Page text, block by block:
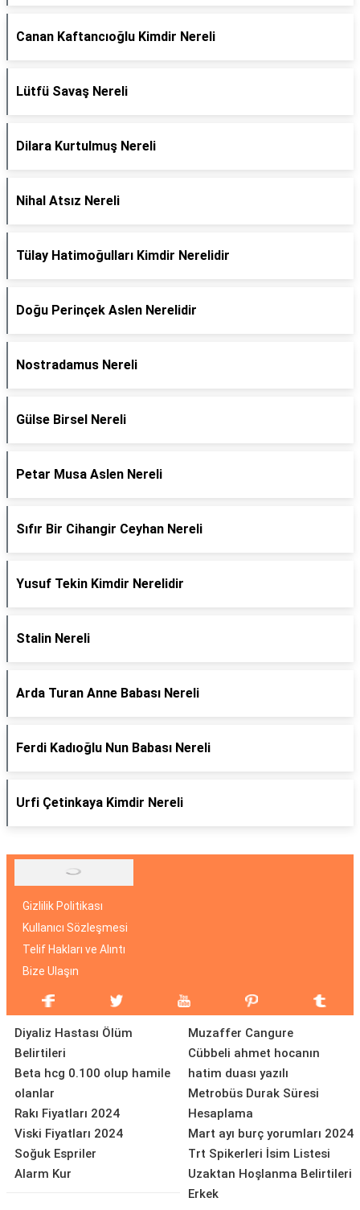
Canan Kaftancıoğlu Kimdir Nereli
Lütfü Savaş Nereli
Dilara Kurtulmuş Nereli
Nihal Atsız Nereli
Tülay Hatimoğulları Kimdir Nerelidir
Doğu Perinçek Aslen Nerelidir
Nostradamus Nereli
Gülse Birsel Nereli
Petar Musa Aslen Nereli
Sıfır Bir Cihangir Ceyhan Nereli
Yusuf Tekin Kimdir Nerelidir
Stalin Nereli
Arda Turan Anne Babası Nereli
Ferdi Kadıoğlu Nun Babası Nereli
Urfi Çetinkaya Kimdir Nereli
Gizlilik Politikası
Kullanıcı Sözleşmesi
Telif Hakları ve Alıntı
Bize Ulaşın
Diyaliz Hastası Ölüm
Belirtileri
Beta hcg 0.100 olup hamile
olanlar
Rakı Fiyatları 2024
Viski Fiyatları 2024
Soğuk Espriler
Alarm Kur
Muzaffer Cangure
Cübbeli ahmet hocanın
hatim duası yazılı
Metrobüs Durak Süresi
Hesaplama
Mart ayı burç yorumları 2024
Trt Spikerleri İsim Listesi
Uzaktan Hoşlanma Belirtileri
Erkek